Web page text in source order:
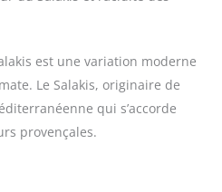
est une variation moderne
Le Salakis, originaire de
qui s’accorde
provençales.